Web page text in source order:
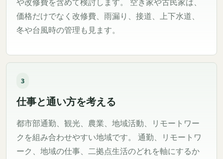
価格だけでなく改修費、雨漏り、接道、上下水道、
冬や台風時の管理も見ます。
3
仕事と通い方を考える
都市部通勤、観光、農業、地域活動、リモートワー
クを組み合わせやすい地域です。 通勤、リモートワ
ーク、地域の仕事、二拠点生活のどれを軸にするか